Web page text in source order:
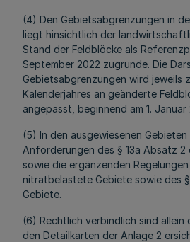
(4) Den Gebietsabgrenzungen in
liegt hinsichtlich der
Stand der Feldblöcke als
September 2022 zugrunde. Die
Gebietsabgrenzungen wird jeweils
Kalenderjahres an geänderte
angepasst, beginnend am 1. Januar
(5) In den ausgewiesenen
Anforderungen des § 13a Absatz
sowie die ergänzenden
nitratbelastete Gebiete sowie des
Gebiete.
(6) Rechtlich verbindlich sind allein
den Detailkarten der Anlage 2